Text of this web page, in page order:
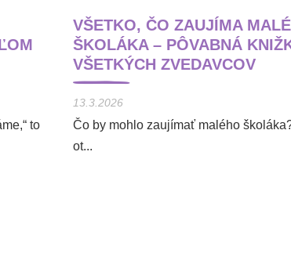
to
VŠETKO, ČO ZAUJÍMA
ŠKOLÁKA – PÔVABNÁ
VŠETKÝCH ZVEDAVCOV
13.3.2026
Čo by mohlo zaujímať malého
ot...